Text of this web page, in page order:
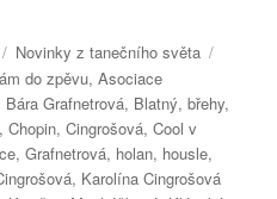
Rubriky:
Novinky z tanečního světa
do zpěvu,Asociace
Bára Grafnetrová, Blatný,břehy,
,Chopin,Cingrošová,Cool v
,Grafnetrová, holan, housle,
, Karolína Cingrošová